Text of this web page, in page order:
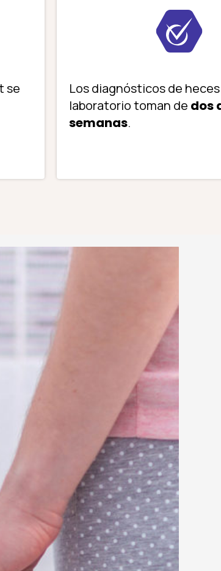
se
Los diagnósticos de
laboratorio toman de dos
semanas.